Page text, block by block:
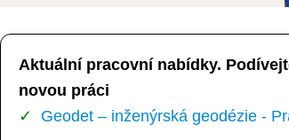
Aktuální pracovní nabídky.
novou práci
Geodet – inženýrská geodézie -